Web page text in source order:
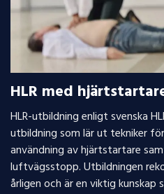
HLR med
HLR-utbildning enligt svenska
utbildning som lär ut tekniker
användning av hjärtstartare
luftvägsstopp. Utbildningen
årligen och är en viktig kunskap